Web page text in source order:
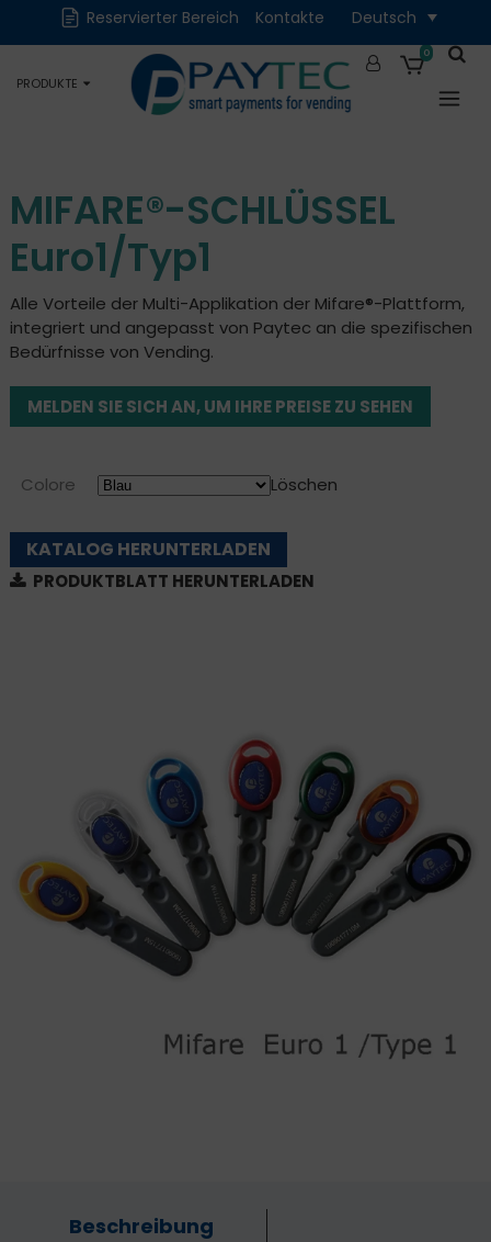
Reservierter Bereich Kontakte Deutsch
PRODUKTE
Digital
Zubehör und
Ersatzteile
Okkasion
0
MIFARE®-SCHLÜSSEL
Euro1/Typ1
Alle Vorteile der Multi-Applikation der Mifare®-Plattform,
integriert und angepasst von Paytec an die spezifischen
Bedürfnisse von Vending.
MELDEN SIE SICH AN, UM IHRE PREISE ZU SEHEN
Colore Löschen
KATALOG HERUNTERLADEN
PRODUKTBLATT HERUNTERLADEN
Beschreibung